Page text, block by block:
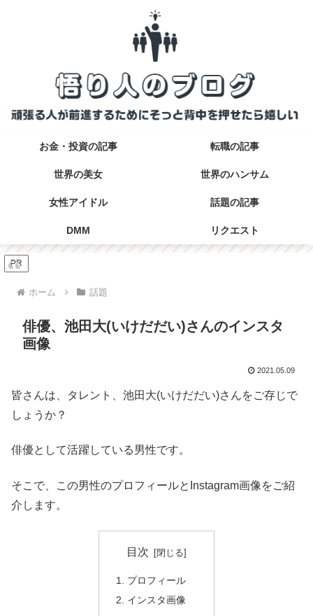
お金・投資の記事 転職の記事
世界の美女 世界のハンサム
女性アイドル 話題の記事
DMM リクエスト
PR
ホーム 話題
俳優、池田大(いけだだい)さんのインスタ
画像
2021.05.09
皆さんは、タレント、池田大(いけだだい)さんをご存じで
しょうか？
俳優として活躍している男性です。
そこで、この男性のプロフィールとInstagram画像をご紹
介します。
目次
プロフィール
インスタ画像